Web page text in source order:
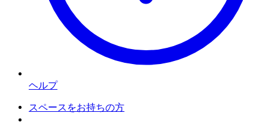
ヘルプ
スペースをお持ちの方